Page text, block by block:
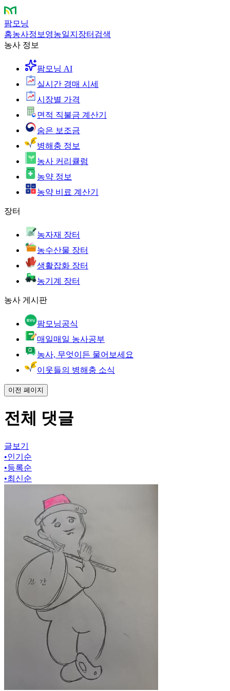
팜모닝
홈농사정보 영농일지 장터 검색
농사 정보
팜모닝 AI
실시간 경매 시세
시장별 가격
면적 직불금 계산기
숨은 보조금
병해충 정보
농사 커리큘럼
농약 정보
농약 비료 계산기
장터
농자재 장터
농수산물 장터
생활잡화 장터
농기계 장터
농사 게시판
팜모닝공식
매일매일 농사공부
농사, 무엇이든 물어보세요
이웃들의 병해충 소식
이전 페이지
전체 댓글
글보기
•인기순
•등록순
•최신순